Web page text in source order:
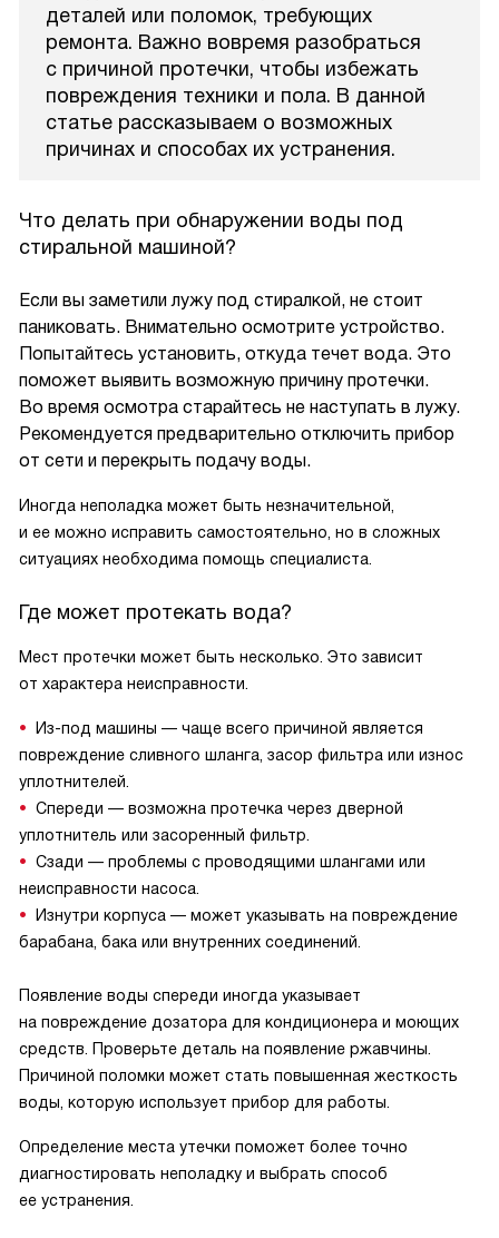
деталей или поломок, требующих
ремонта. Важно вовремя разобраться
с причиной протечки, чтобы избежать
повреждения техники и пола. В данной
статье рассказываем о возможных
причинах и способах их устранения.
Что делать при обнаружении воды под
стиральной машиной?
Если вы заметили лужу под стиралкой, не стоит
паниковать. Внимательно осмотрите устройство.
Попытайтесь установить, откуда течет вода. Это
поможет выявить возможную причину протечки.
Во время осмотра старайтесь не наступать в лужу.
Рекомендуется предварительно отключить прибор
от сети и перекрыть подачу воды.
Иногда неполадка может быть незначительной,
и ее можно исправить самостоятельно, но в сложных
ситуациях необходима помощь специалиста.
Где может протекать вода?
Мест протечки может быть несколько. Это зависит
от характера неисправности.
Из-под машины — чаще всего причиной является
повреждение сливного шланга, засор фильтра или износ
уплотнителей.
Спереди — возможна протечка через дверной
уплотнитель или засоренный фильтр.
Сзади — проблемы с проводящими шлангами или
неисправности насоса.
Изнутри корпуса — может указывать на повреждение
барабана, бака или внутренних соединений.
Появление воды спереди иногда указывает
на повреждение дозатора для кондиционера и моющих
средств. Проверьте деталь на появление ржавчины.
Причиной поломки может стать повышенная жесткость
воды, которую использует прибор для работы.
Определение места утечки поможет более точно
диагностировать неполадку и выбрать способ
ее устранения.